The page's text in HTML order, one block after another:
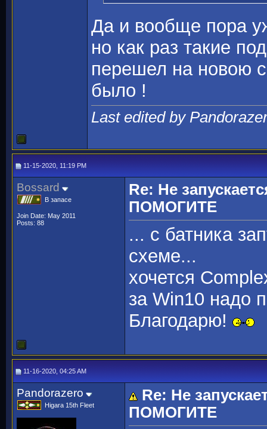
Да и вообще пора
но как раз такие
перешел на новою
было !
Last edited by
11-15-2020, 11:19 PM
Bossard
В запасе
Join Date: May 2011
Posts: 88
Re: Не
ПОМОГИТЕ
... c батника
схеме...
хочется
за Win10 надо
Благодарю!
11-16-2020, 04:25 AM
Pandorazero
Higara 15th Fleet
Re: Не
ПОМОГИТЕ